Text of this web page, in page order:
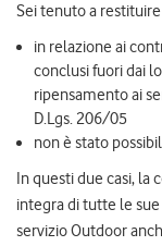
Sei tenuto a
in relazione ai
conclusi fuori dai
ripensamento ai
D.Lgs. 206/05
non è stato
In questi due casi, la
integra di tutte le
servizio Outdoor